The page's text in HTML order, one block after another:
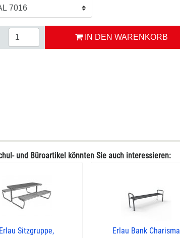
IN DEN WARENKORB
und Büroartikel könnten Sie auch interessieren:
Erlau Sitzgruppe,
Erlau Bank Charisma